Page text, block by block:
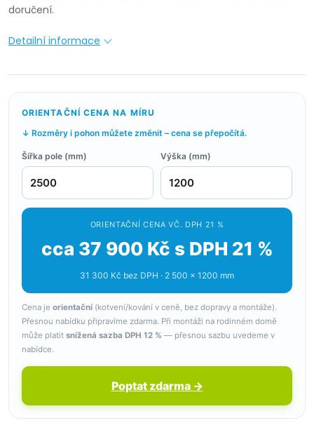
doručení.
Detailní informace
ORIENTAČNÍ CENA NA MÍRU
↓ Rozměry i pohon můžete změnit – cena se přepočítá.
Šířka pole (mm) Výška (mm)
ORIENTAČNÍ CENA VČ. DPH 21 %
cca 37 900 Kč s DPH 21 %
31 300 Kč bez DPH · 2 500 × 1200 mm
Cena je orientační (kotvení/kování v ceně, bez dopravy a montáže).
Přesnou nabídku připravíme zdarma. Při montáži na rodinném domě
může platit snížená sazba DPH 12 % — přesnou sazbu uvedeme v
nabídce.
Poptat zdarma →